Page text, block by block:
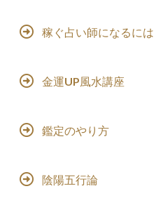
稼ぐ占い師になるには
金運UP風水講座
鑑定のやり方
陰陽五行論